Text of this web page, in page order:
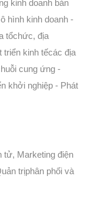
kinh doanh bán
hình kinh doanh -
tổchức, địa
triển kinh tếcác địa
cung ứng -
khởi nghiệp - Phát
tử, Marketing điện
trịphân phối và